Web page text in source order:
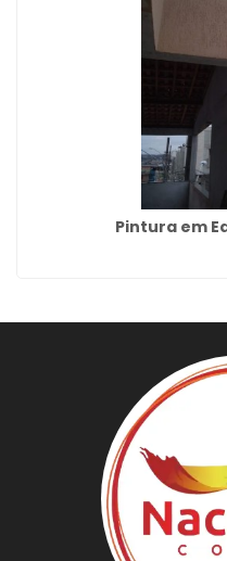
Pintura em